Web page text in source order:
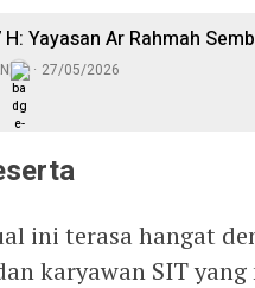
Yayasan Ar Rahmah
27/05/2026
ini terasa hangat
karyawan SIT